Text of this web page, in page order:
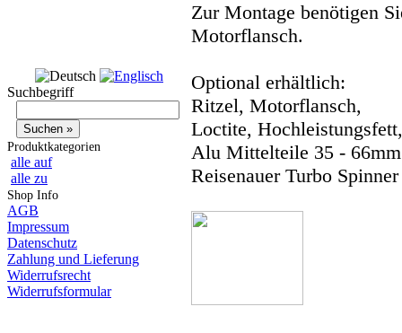
Suchbegriff
Produktkategorien
alle auf
alle zu
Shop Info
AGB
Impressum
Datenschutz
Zahlung und Lieferung
Widerrufsrecht
Widerrufsformular
Zur Montage benötigen
Motorflansch.
Optional erhältlich:
Ritzel, Motorflansch,
Loctite,
Alu Mittelteile 35 -
Reisenauer Turbo Spinner